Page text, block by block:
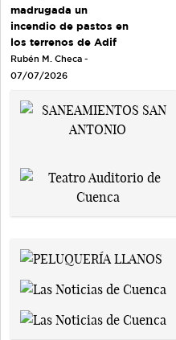
madrugada un
incendio de pastos en
los terrenos de Adif
Rubén M. Checa -
07/07/2026